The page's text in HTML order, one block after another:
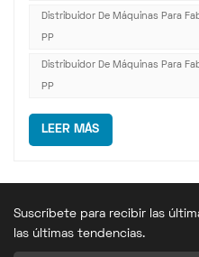
Distribuidor De Máquinas Para
PP
Distribuidor De Máquinas Para
PP
LEER MÁS
Suscríbete para recibir las
las últimas tendencias.